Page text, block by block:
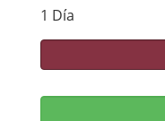
1 Día